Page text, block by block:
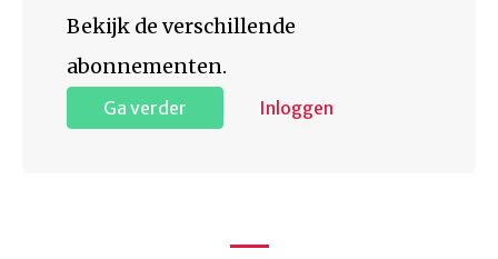
Bekijk de verschillende
abonnementen.
Ga verder Inloggen